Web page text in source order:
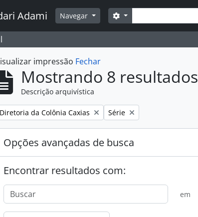
Adami Navegar Buscar
Opções de busca
impressão Fechar
Mostrando 8 resultados
Descrição arquivística
Remover filtro:
Diretoria da Colônia Caxias Remover filtro:
Série
Opções avançadas de busca
Encontrar resultados com:
em